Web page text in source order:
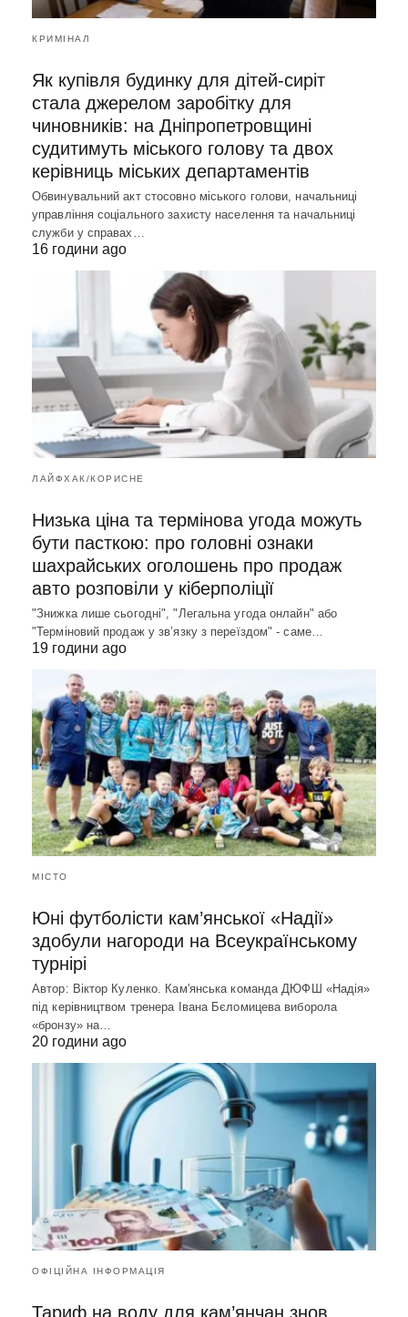
КРИМІНАЛ
Як купівля будинку для дітей-сиріт
стала джерелом заробітку для
чиновників: на Дніпропетровщині
судитимуть міського голову та двох
керівниць міських департаментів
Обвинувальний акт стосовно міського голови, начальниці
управління соціального захисту населення та начальниці
служби у справах…
16 години ago
ЛАЙФХАК/КОРИСНЕ
Низька ціна та термінова угода можуть
бути пасткою: про головні ознаки
шахрайських оголошень про продаж
авто розповіли у кіберполіції
"Знижка лише сьогодні", "Легальна угода онлайн" або
"Терміновий продаж у зв’язку з переїздом" - саме…
19 години ago
МІСТО
Юні футболісти кам’янської «Надії»
здобули нагороди на Всеукраїнському
турнірі
Автор: Віктор Куленко. Кам'янська команда ДЮФШ «Надія»
під керівництвом тренера Івана Бєломицева виборола
«бронзу» на…
20 години ago
ОФІЦІЙНА ІНФОРМАЦІЯ
Тариф на воду для кам’янчан знов